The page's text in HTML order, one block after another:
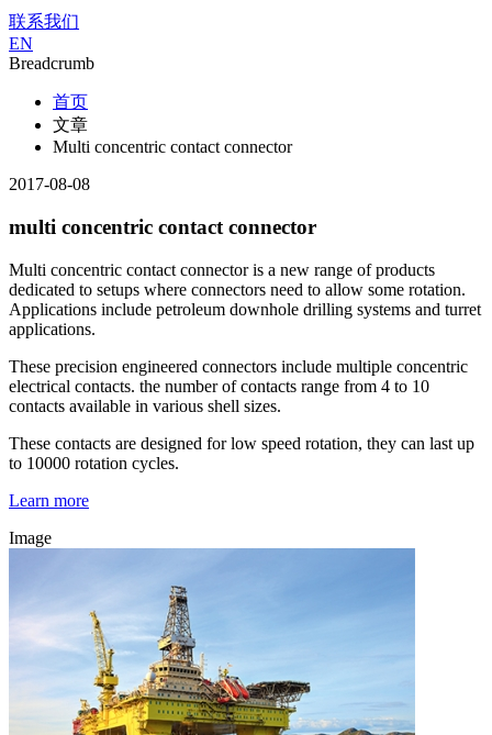
联系我们
EN
Breadcrumb
首页
文章
Multi concentric contact connector
2017-08-08
multi concentric contact connector
Multi concentric contact connector is a new range of products
dedicated to setups where connectors need to allow some rotation.
Applications include petroleum downhole drilling systems and turret
applications.
These precision engineered connectors include multiple concentric
electrical contacts. the number of contacts range from 4 to 10
contacts available in various shell sizes.
These contacts are designed for low speed rotation, they can last up
to 10000 rotation cycles.
Learn more
Image